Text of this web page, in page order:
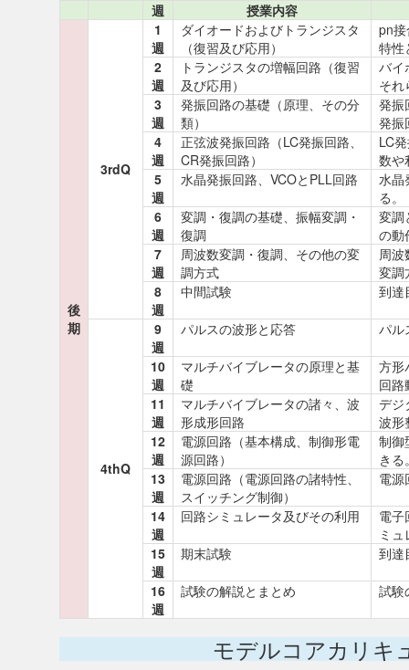
週 授業内容
後
期
3rdQ
1
週
ダイオードおよびトランジスタ
（復習及び応用）
pn
特性
2
週
トランジスタの増幅回路（復習
及び応用）
バイ
それ
3
週
発振回路の基礎（原理、その分
類）
発振
発振
4
週
正弦波発振回路（LC発振回路、
CR発振回路）
LC
数や
5
週
水晶発振回路、VCOとPLL回路
水晶
る。
6
週
変調・復調の基礎、振幅変調・
復調
変調
の動
7
週
周波数変調・復調、その他の変
調方式
周波
変調
8
週
中間試験 到達
4thQ
9
週
パルスの波形と応答 パル
10
週
マルチバイブレータの原理と基
礎
方形
回路
11
週
マルチバイブレータの諸々、波
形成形回路
デジ
波形
12
週
電源回路（基本構成、制御形電
源回路）
制御
きる
13
週
電源回路（電源回路の諸特性、
スイッチング制御）
電源
14
週
回路シミュレータ及びその利用
電子
ミ
15
週
期末試験 到達
16
週
試験の解説とまとめ 試験
モデルコアカリキ